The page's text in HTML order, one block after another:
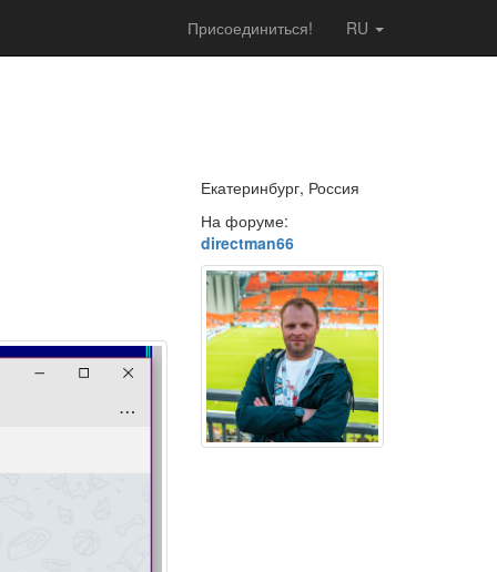
RU
Присоединиться!
Екатеринбург, Россия
На форуме:
directman66